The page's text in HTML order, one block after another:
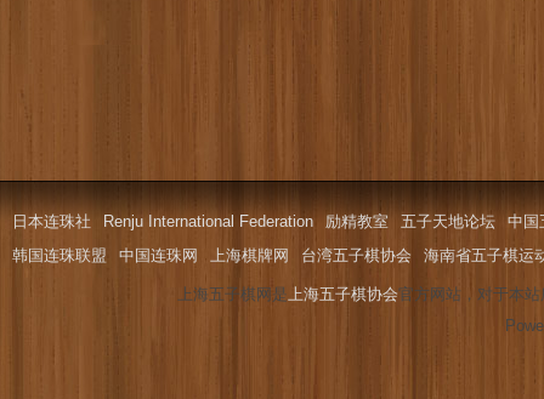
日本连珠社 Renju International Federation 励精教室 五子天地论坛
中国
韩国连珠联盟
中国连珠网 上海棋牌网 台湾五子棋协会 海南省五子棋运
上海五子棋网是上海五子棋协会官方网站，对于本